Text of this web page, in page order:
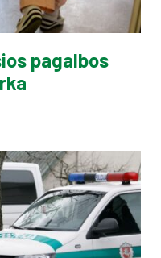
pagalbos